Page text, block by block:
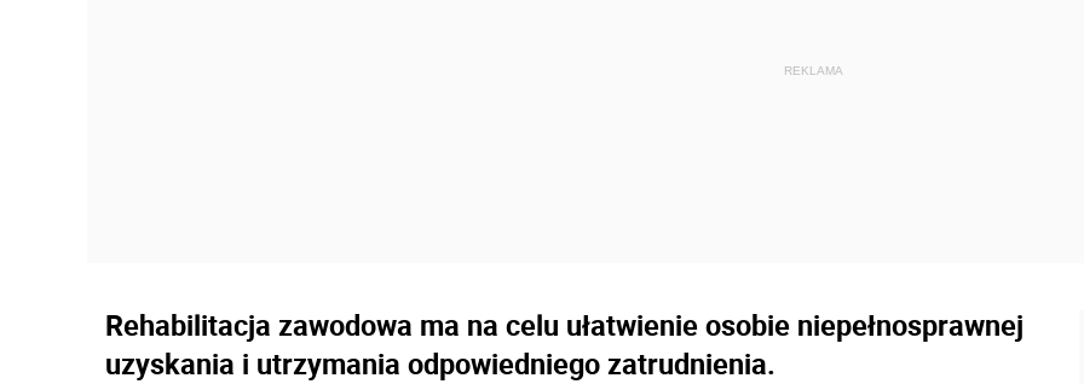
Rehabilitacja zawodowa ma na celu ułatwienie osobie niepełnosprawnej
uzyskania i utrzymania odpowiedniego zatrudnienia.